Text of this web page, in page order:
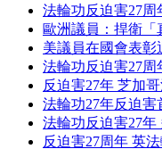
法輪功反迫害27
歐洲議員：捍衛
美議員在國會表
法輪功反迫害27周
反迫害27年 芝加
法輪功27年反迫
法輪功反迫害27
反迫害27周年 英